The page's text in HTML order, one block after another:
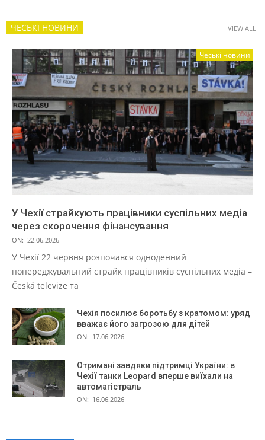
ЧЕСЬКІ НОВИНИ VIEW ALL
Чеські новини
У Чехії страйкують працівники суспільних медіа
через скорочення фінансування
ON: 22.06.2026
У Чехії 22 червня розпочався одноденний
попереджувальний страйк працівників суспільних медіа –
Česká televize та
Чехія посилює боротьбу з кратомом: уряд
вважає його загрозою для дітей
ON: 17.06.2026
Отримані завдяки підтримці України: в
Чехії танки Leopard вперше виїхали на
автомагістраль
ON: 16.06.2026